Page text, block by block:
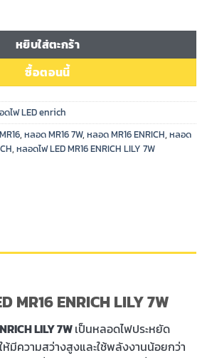
ENRICH LILY 7W ชิ้น
หยิบใส่ตะกร้า
ซื้อตอนนี้
ดไฟ LED enrich
, หลอด MR16 7W, หลอด MR16 ENRICH, หลอด
, หลอดไฟ LED MR16 ENRICH LILY 7W
MR16 ENRICH LILY 7W
LILY7Wเป็นหลอดไฟประหยัด
มีความสว่างสูงและใช้พลังงานน้อยกว่า